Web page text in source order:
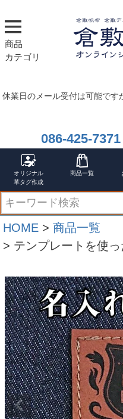
商品
カテゴリ
休業日のメール受付は可能です
086-425-7371
オリジナル
革タグ作成
商品一覧
HOME
商品一覧
テンプレートを使